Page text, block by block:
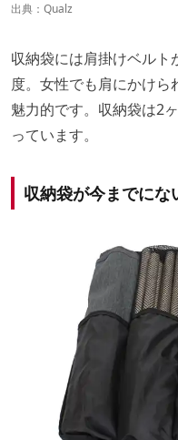
出典： Qualz
収納袋には肩掛けベルト
度。女性でも肩にかけら
魅力的です。収納袋は2
っています。
収納袋が今までにな